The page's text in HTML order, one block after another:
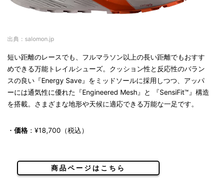
出典：salomon.jp
短い距離のレースでも、フルマラソン以上の長い距離でもおすす
めできる万能トレイルシューズ。クッション性と反応性のバラン
スの良い『Energy Save』をミッドソールに採用しつつ、アッパ
ーには通気性に優れた『Engineered Mesh』と 『SensiFit™』構造
を搭載。さまざまな地形や天候に適応できる万能な一足です。
・ 価格 ：¥18,700（税込）
商品ページはこちら